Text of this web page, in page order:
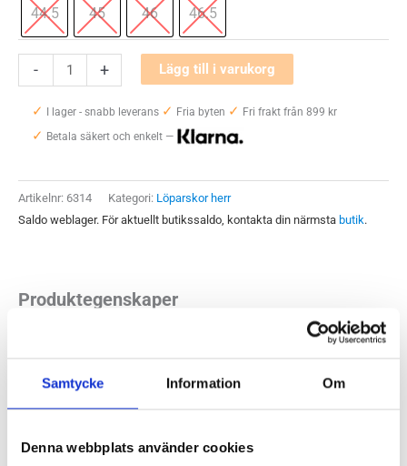
Samtycke Information Om
Denna webbplats använder cookies
44.5 45 46 46.5
-
GT-
2000
+ Lägg till i varukorg
✓ I lager - snabb leverans ✓ Fria byten ✓ Fri frakt från 899 kr
✓ Betala säkert och enkelt —
Artikelnr: 6314 Kategori: Löparskor herr
Saldo weblager. För aktuellt butikssaldo, kontakta din närmsta butik.
Produktegenskaper
GT-2000 serien från Asics har alltid fungerat som en allsidig
sko. Så även denna, den tionde versionen. Den gör sig
självklart bra på längre distanser och dina vardagspass, men
snabbare intervaller. Asics GT-2000 10 är en sko vi kan